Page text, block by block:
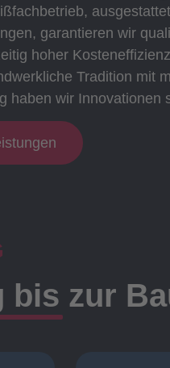
garantieren wir
hoher
Tradition mit
haben wir Innovationen
zur